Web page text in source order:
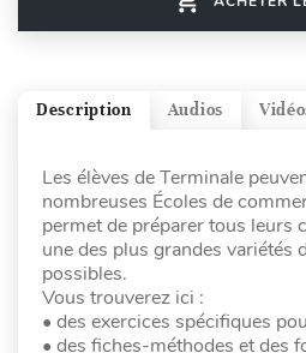
Audios
Description
Les élèves de Terminale
nombreuses Écoles de
permet de préparer tous leurs
une des plus grandes variétés
possibles.
Vous trouverez ici :
• des exercices spécifiques
• des fiches-méthodes et des